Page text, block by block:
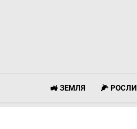
🚜 ЗЕМЛЯ 🌽